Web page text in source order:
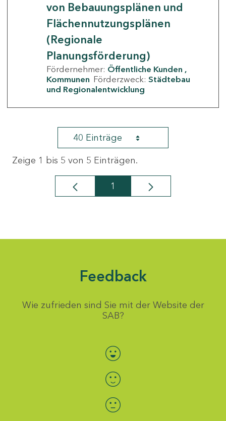
von Bebauungsplänen und
Flächennutzungsplänen
(Regionale
Planungsförderung)
Fördernehmer: Öffentliche Kunden
Kommunen Förderzweck: Städtebau
und Regionalentwicklung
40 Einträge
Zeige 1 bis 5 von 5 Einträgen.
Seite
1
Feedback
Wie zufrieden sind Sie mit der Website der
SAB?
Bewertung auswählen